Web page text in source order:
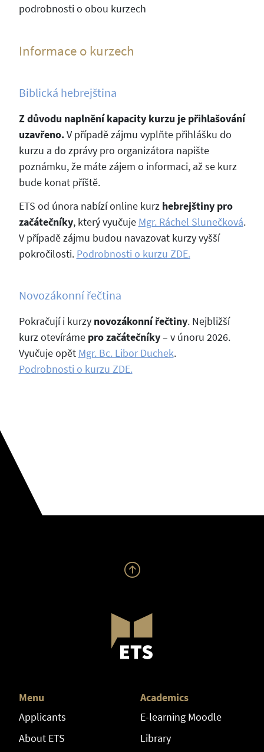
podrobnosti o obou kurzech
Informace o kurzech
Biblická hebrejština
Z důvodu naplnění kapacity kurzu je přihlašování
uzavřeno.V případě zájmu vyplňte přihlášku do
kurzu a do zprávy pro organizátora napište
poznámku, že máte zájem o informaci, až se kurz
bude konat příště.
ETS od února nabízí online kurz hebrejštiny pro
začátečníky, který vyučuje Mgr. Ráchel Slunečková.
V případě zájmu budou navazovat kurzy vyšší
pokročilosti. Podrobnosti o kurzu ZDE.
Novozákonní řečtina
Pokračují i kurzy novozákonní řečtiny. Nejbližší
kurz otevíráme pro začátečníky– v únoru 2026.
Vyučuje opět Mgr. Bc. Libor Duchek.
Podrobnosti o kurzu ZDE.
Menu
Applicants
About ETS
Academics
E-learning Moodle
Library